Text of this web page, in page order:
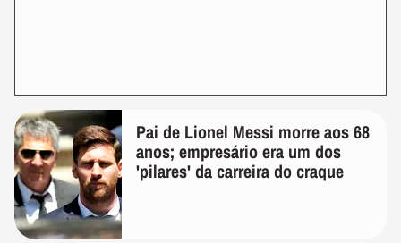
Pai de Lionel Messi morre aos 68
anos; empresário era um dos
'pilares' da carreira do craque